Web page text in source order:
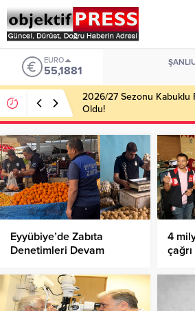
EURO
55,1881
2026/27 Sezonu Kabuklu
Oldu!
Eyyübiye’de Zabıta
Denetimleri Devam
4
çağrı